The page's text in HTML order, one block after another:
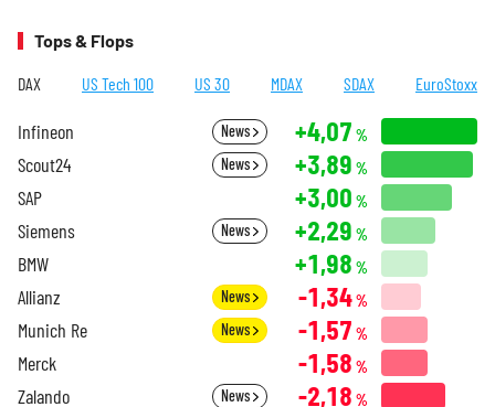
Tops & Flops
DAX US Tech 100 US 30 MDAX SDAX EuroStoxx
Infineon News +4,07 %
Scout24 News +3,89 %
SAP +3,00 %
Siemens News +2,29 %
BMW +1,98 %
Allianz News -1,34%
Munich Re News -1,57 %
Merck -1,58 %
Zalando News -2,18 %